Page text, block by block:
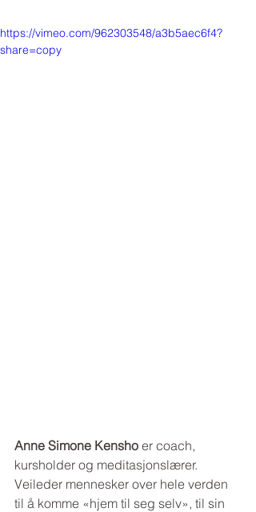
https://vimeo.com/962303548/a3b5aec6f4?
share=copy
Anne Simone Kensho er coach,
kursholder og meditasjonslærer.
Veileder mennesker over hele verden
til å komme «hjem til seg selv», til sin